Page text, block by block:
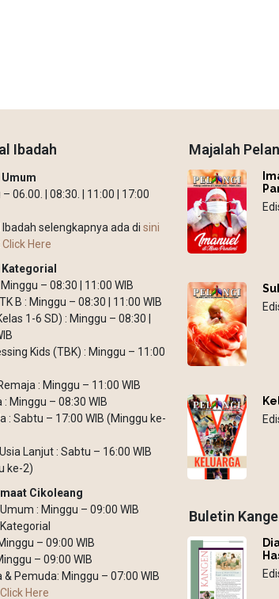
Ibadah
Umum
– 06.00. | 08:30. | 11:00 | 17:00
selengkapnya ada di sini
Click Here
Kategorial
– 08:30 | 11:00 WIB
B : Minggu – 08:30 | 11:00 WIB
1-6 SD) : Minggu – 08:30 |
Kids (TBK) : Minggu – 11:00
: Minggu – 11:00 WIB
: Minggu – 08:30 WIB
: Sabtu – 17:00 WIB (Minggu ke-
Lanjut : Sabtu – 16:00 WIB
ke-2)
Cikoleang
Umum : Minggu – 09:00 WIB
– 09:00 WIB
– 09:00 WIB
& Pemuda: Minggu – 07:00 WIB
Click Here
Majalah
Buletin